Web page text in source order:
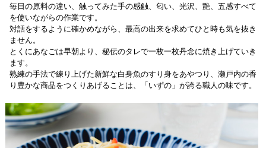
毎日の原料の違い、触ってみた手の感触、匂い、光沢、艶、五感すべて
を使いながらの作業です。
対話をするように確かめながら、最高の出来を求めてひと時も気を抜き
ません。
とくにあなごは早朝より、秘伝のタレで一枚一枚丹念に焼き上げていき
ます。
熟練の手法で練り上げた新鮮な白身魚のすり身をあやつり、瀬戸内の香
り豊かな商品をつくりあげることは、「いずの」が誇る職人の味です。